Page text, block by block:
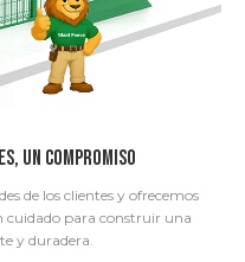
UN COMPROMISO
de los clientes y ofrecemos
cuidado para construir una
y duradera.